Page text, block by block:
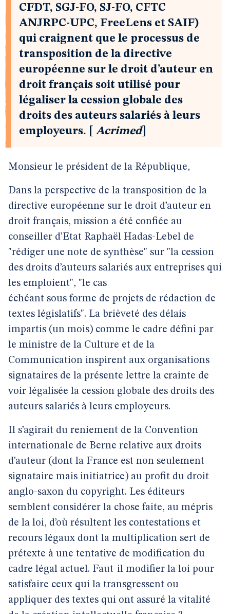
CFDT, SGJ-FO, SJ-FO, CFTC
ANJRPC-UPC, FreeLens et SAIF)
qui craignent que le processus de
transposition de la directive
européenne sur le droit d’auteur en
droit français soit utilisé pour
légaliser la cession globale des
droits des auteurs salariés à leurs
employeurs. [
Acrimed]
Monsieur le président de la République,
Dans la perspective de la transposition de la
directive européenne sur le droit d’auteur en
droit français, mission a été confiée au
conseiller d’Etat Raphaël Hadas-Lebel de
"rédiger une note de synthèse" sur "la cession
des droits d’auteurs salariés aux entreprises qui
les emploient", "le cas
échéant sous forme de projets de rédaction de
textes législatifs". La brièveté des délais
impartis (un mois) comme le cadre défini par
le ministre de la Culture et de la
Communication inspirent aux organisations
signataires de la présente lettre la crainte de
voir légalisée la cession globale des droits des
auteurs salariés à leurs employeurs.
Il s’agirait du reniement de la Convention
internationale de Berne relative aux droits
d’auteur (dont la France est non seulement
signataire mais initiatrice) au profit du droit
anglo-saxon du copyright. Les éditeurs
semblent considérer la chose faite, au mépris
de la loi, d’où résultent les contestations et
recours légaux dont la multiplication sert de
prétexte à une tentative de modification du
cadre légal actuel. Faut-il modifier la loi pour
satisfaire ceux qui la transgressent ou
appliquer des textes qui ont assuré la vitalité